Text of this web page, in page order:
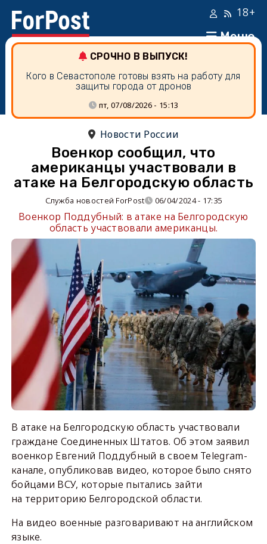
Меню
18+
СРОЧНО В ВЫПУСК!
Кого в Севастополе готовы взять на работу для
защиты города от дронов
пт, 07/08/2026 - 15:13
Новости России
Военкор сообщил, что
американцы участвовали в
атаке на Белгородскую область
Служба новостей ForPost 06/04/2024 - 17:35
Военкор Поддубный: в атаке на Белгородскую
область участвовали американцы.
В атаке на Белгородскую область участвовали
граждане Соединенных Штатов. Об этом заявил
военкор Евгений Поддубный в своем Telegram-
канале, опубликовав видео, которое было снято
бойцами ВСУ, которые пытались зайти
на территорию Белгородской области.
На видео военные разговаривают на английском
языке.